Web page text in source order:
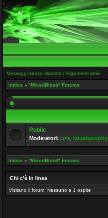
Messaggi senza risposta | Argomenti attivi
Indice » *MixedBlood* Forums
Public
Moderatori: juza supergoophy
Indice » *MixedBlood* Forums
Chi c’è in linea
Visitano il forum: Nessuno e 1 ospite